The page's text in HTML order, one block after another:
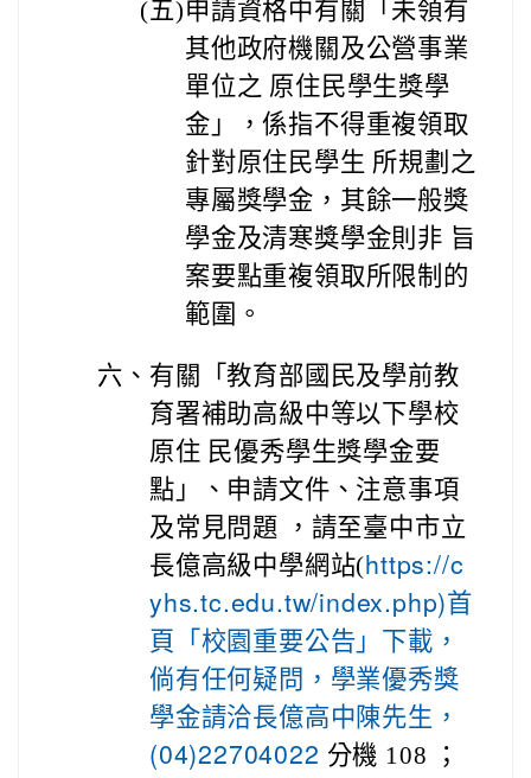
(五)申請資格中有關「未領有
其他政府機關及公營事業
單位之 原住民學生獎學
金」，係指不得重複領取
針對原住民學生 所規劃之
專屬獎學金，其餘一般獎
學金及清寒獎學金則非 旨
案要點重複領取所限制的
範圍。
六、 有關「教育部國民及學前教
育署補助高級中等以下學校
原住 民優秀學生獎學金要
點」、申請文件、注意事項
及常見問題 ，請至臺中市立
長億高級中學網站(https://c
yhs.tc.edu.tw/index.php)首
頁「校園重要公告」下載，
倘有任何疑問，學業優秀獎
學金請洽長億高中陳先生，
(04)22704022 分機 108 ；